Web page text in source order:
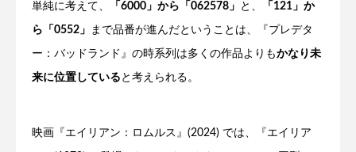
単純に考えて、 「6000」から「062578」 と、 「121」か
ら「0552」 まで品番が進んだということは、『プレデタ
ー：バッドランド』の時系列は多くの作品よりもかなり未
来に位置している と考えられる。
映画『エイリアン：ロムルス』(2024) では、『エイリア